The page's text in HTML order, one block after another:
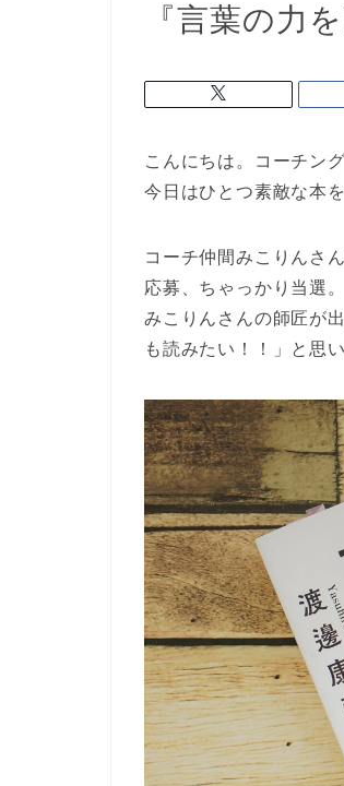
『言葉の力
こんにちは。コーチン
今日はひとつ素敵な本
コーチ仲間みこりんさ
応募、ちゃっかり当選。
みこりんさんの師匠が
も読みたい！！」と思